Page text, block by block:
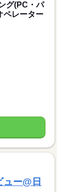
グ(PC・パ
ペレーター
ー@日